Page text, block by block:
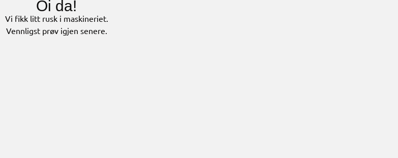
Oi da!
Vi fikk litt rusk i maskineriet.
Vennligst prøv igjen senere.